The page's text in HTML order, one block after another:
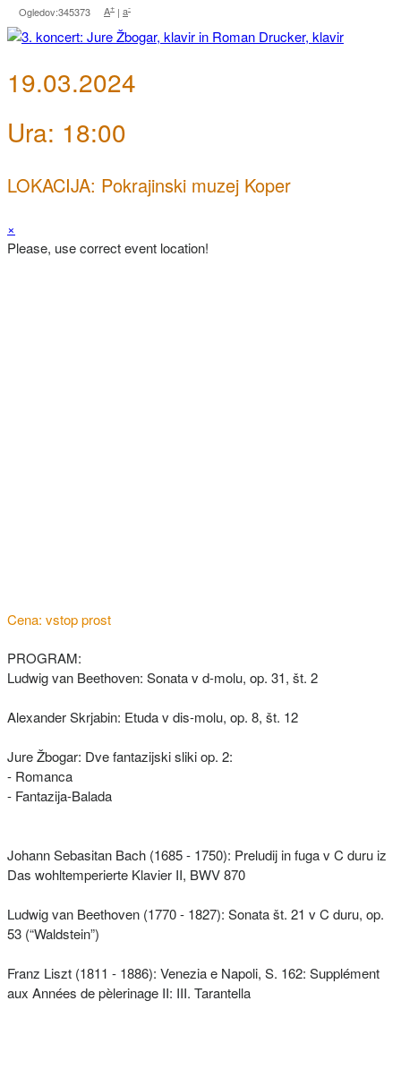
Ogledov:345373 A+ | a-
19.03.2024
Ura: 18:00
LOKACIJA: Pokrajinski muzej Koper
×
Please, use correct event location!
Cena: vstop prost
PROGRAM:
Ludwig van Beethoven: Sonata v d-molu, op. 31, št. 2
Alexander Skrjabin: Etuda v dis-molu, op. 8, št. 12
Jure Žbogar: Dve fantazijski sliki op. 2:
- Romanca
- Fantazija-Balada
Johann Sebasitan Bach (1685 - 1750): Preludij in fuga v C duru iz
Das wohltemperierte Klavier II, BWV 870
Ludwig van Beethoven (1770 - 1827): Sonata št. 21 v C duru, op.
53 (“Waldstein”)
Franz Liszt (1811 - 1886): Venezia e Napoli, S. 162: Supplément
aux Années de pèlerinage II: III. Tarantella